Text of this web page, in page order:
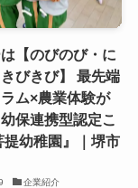
【のびのび・に
びきび】 最先端
ム×農業体験が
保連携型認定こ
提幼稚園』｜堺市
企業紹介